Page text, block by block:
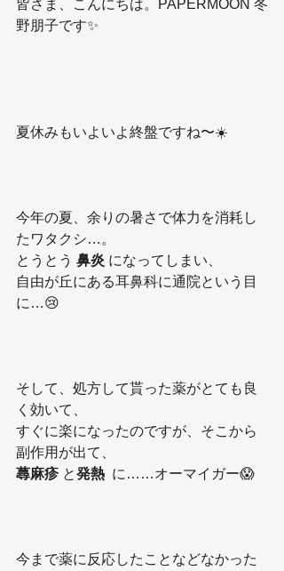
皆さま、こんにちは。PAPERMOON 冬
野朋子です✨
夏休みもいよいよ終盤ですね〜☀️
今年の夏、余りの暑さで体力を消耗し
たワタクシ…。
とうとう 鼻炎 になってしまい、
自由が丘にある耳鼻科に通院という目
に…😢
そして、処方して貰った薬がとても良
く効いて、
すぐに楽になったのですが、そこから
副作用が出て、
蕁麻疹 と発熱 に……オーマイガー😱
今まで薬に反応したことなどなかった